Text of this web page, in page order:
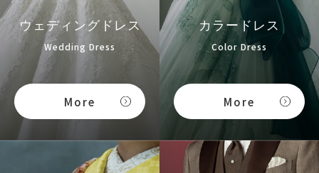
ウェディングドレス
Wedding Dress
More
カラードレス
Color Dress
More